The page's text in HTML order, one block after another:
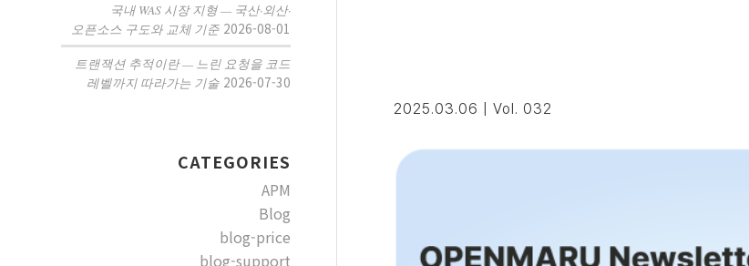
2025.03.06 | Vol. 032
국내 WAS 시장 지형 — 국산·외산·
오픈소스 구도와 교체 기준 2026-08-01
트랜잭션 추적이란 — 느린 요청을 코드
레벨까지 따라가는 기술 2026-07-30
CATEGORIES
APM
Blog
blog-price
blog-support